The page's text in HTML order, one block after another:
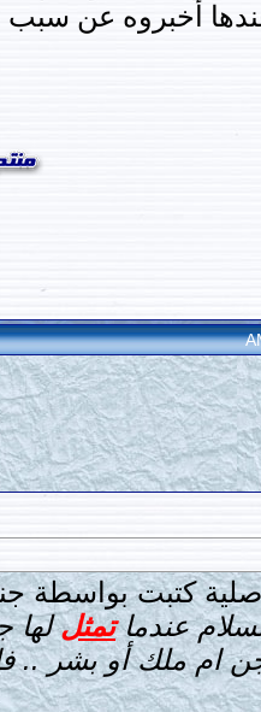
أخبروه عن سبب
كتبت بواسطة
عندماتمثللها
جن ام ملك أو بشر ..